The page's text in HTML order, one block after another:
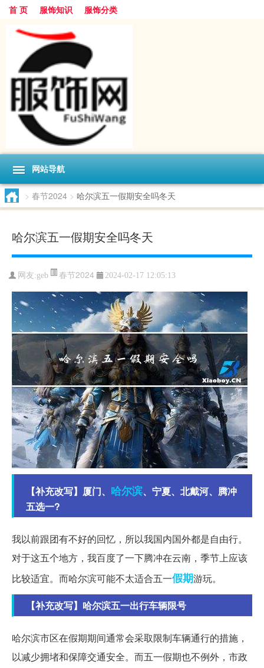
首 页 服饰知识 服饰分类
网站导航
> 春节2024 > 哈尔滨五一假期安全吗冬天
哈尔滨五一假期安全吗冬天
网友:geb 春节2024 2024-02-17 12:05:13
【补充改写】厦门、 哈尔滨、宁夏、北戴河、腾冲
五选一?
我以前跟团有不好的回忆，所以我国内国外都是自由行。
对于这五个地方，我百度了一下腾冲在云南，季节上应该
比较适宜。而哈尔滨可能不太适合五一假期游玩。
【补充改写】哈尔滨五一出行车辆限号
哈尔滨市区在假期期间通常会采取限制车辆通行的措施，
以减少拥堵和保障交通安全。而五一假期也不例外，市政